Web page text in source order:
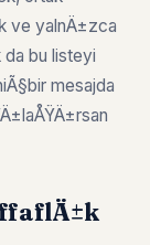
ve yalnÄ±zca
bu listeyi
mesajda